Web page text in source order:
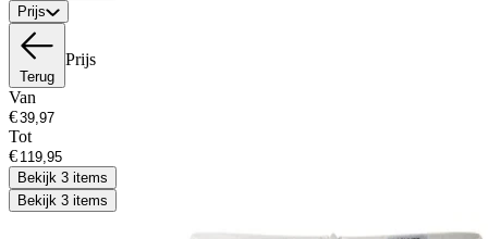
Prijs
Terug
Prijs
Van
€
Tot
€
Bekijk 3 items
Bekijk 3 items